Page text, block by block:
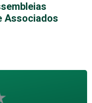
Associados